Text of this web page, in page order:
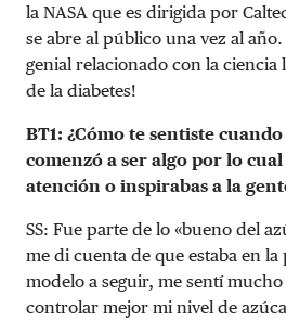
la NASA que es dirigida por
se abre al público una vez al año.
genial relacionado con la ciencia
de la diabetes!
BT1: ¿Cómo te sentiste
comenzó a ser algo por lo
atención o inspirabas a la
SS: Fue parte de lo «bueno del
me di cuenta de que estaba en la
modelo a seguir, me sentí
controlar mejor mi nivel de